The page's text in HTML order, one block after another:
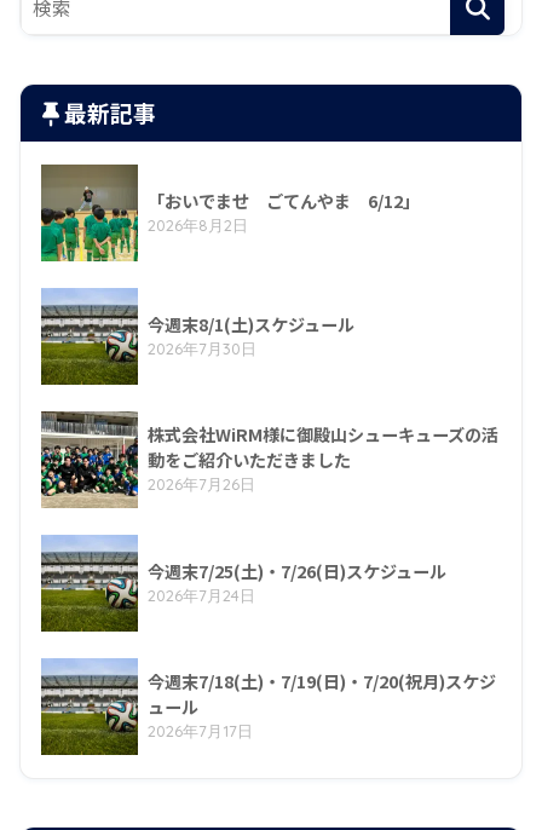
最新記事
「おいでませ ごてんやま 6/12」
2026年8月2日
今週末8/1(土)スケジュール
2026年7月30日
株式会社WiRM様に御殿山シューキューズの活
動をご紹介いただきました
2026年7月26日
今週末7/25(土)・7/26(日)スケジュール
2026年7月24日
今週末7/18(土)・7/19(日)・7/20(祝月)スケジ
ュール
2026年7月17日